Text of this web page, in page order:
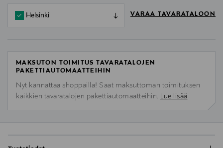
Helsinki VARAA TAVARATALOON
MAKSUTON TOIMITUS TAVARATALOJEN
PAKETTIAUTOMAATTEIHIN
Nyt kannattaa shoppailla! Saat maksuttoman toimituksen
kaikkien tavaratalojen pakettiautomaatteihin. Lue lisää